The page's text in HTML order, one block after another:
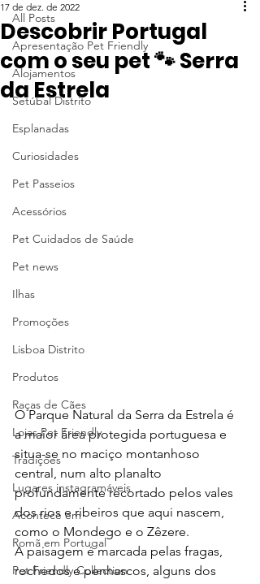
All Posts
Apresentação Pet Friendly
Alojamentos
Setúbal Distrito
Esplanadas
Curiosidades
Pet Passeios
Acessórios
Pet Cuidados de Saúde
Pet news
Ilhas
Promoções
Lisboa Distrito
Produtos
Raças de Cães
Lojas Pet Friendly
Tradições
Lugares instagramáveis
Acontece em
Romã em Portugal
Pet Friendly Collection
Descobrir Portugal
com o seu pet 🐾 Serra
da Estrela
17 de dez. de 2022
O Parque Natural da Serra da Estrela é
a maior área protegida portuguesa e
situa-se no maciço montanhoso
central, num alto planalto
profundamente recortado pelos vales
dos rios e ribeiros que aqui nascem,
como o Mondego e o Zêzere.
A paisagem é marcada pelas fragas,
rochedos e penhascos, alguns dos